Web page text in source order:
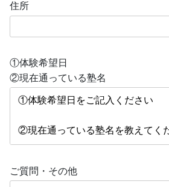
住所
①体験希望日
②現在通っている塾名
ご質問・その他